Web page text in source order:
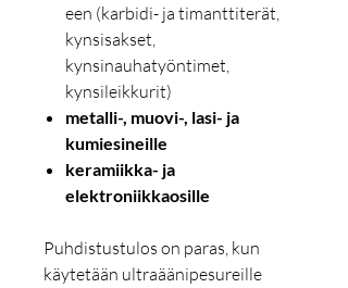
een (karbidi- ja timanttiterät,
kynsisakset,
kynsinauhatyöntimet,
kynsileikkurit)
metalli-, muovi-, lasi- ja
kumiesineille
keramiikka- ja
elektroniikkaosille
Puhdistustulos on paras, kun
käytetään ultraäänipesureille